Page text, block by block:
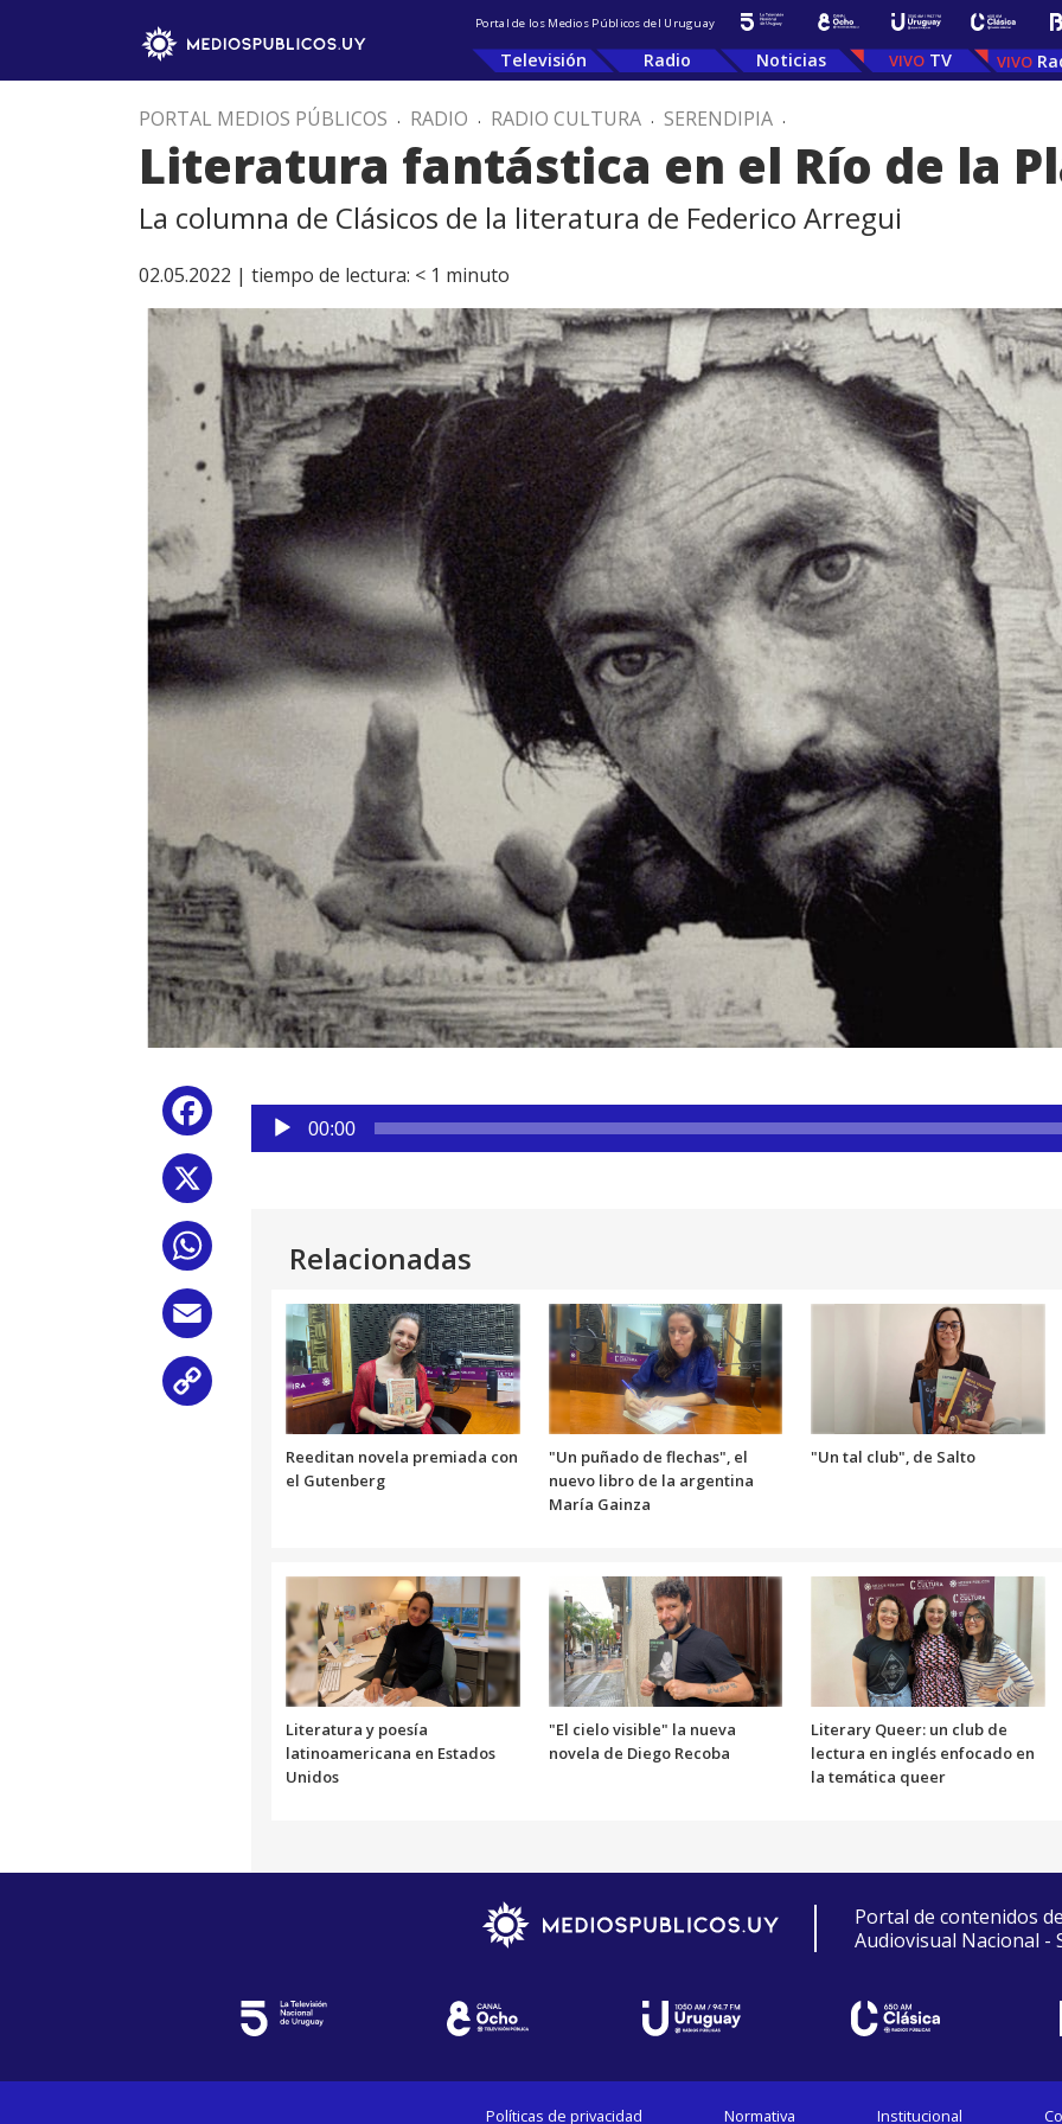
Portal de los Medios Públicos del Uruguay
Televisión Radio Noticias TV
PORTAL MEDIOS PÚBLICOS . RADIO . RADIO CULTURA . SERENDIPIA .
Literatura fantástica en el Río de la
La columna de Clásicos de la literatura de Federico Arregui
02.05.2022 | tiempo de lectura: < 1 minuto
Facebook
WhatsApp
Reproductor
audio
00:00
Relacionadas
Reeditan novela premiada con
el Gutenberg
"Un puñado de flechas", el
nuevo libro de la argentina
María Gainza
"Un tal club", de Salto
Literatura y poesía
latinoamericana en Estados
Unidos
"El cielo visible" la nueva
novela de Diego Recoba
Literary Queer: un club de
lectura en inglés enfocado en
la temática queer
Portal de contenidos
Audiovisual Nacional -
Políticas de privacidad Normativa Institucional